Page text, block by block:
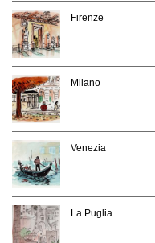
Firenze
Milano
Venezia
La Puglia